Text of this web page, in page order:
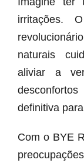
irritações.
naturais
aliviar a
definitiva
Com o BYE